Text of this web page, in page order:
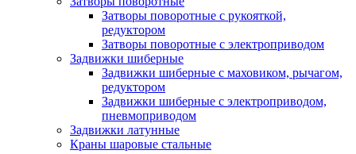
Затворы поворотные с рукояткой,
редуктором
Затворы поворотные с электроприводом
Задвижки шиберные
Задвижки шиберные с маховиком, рычагом,
редуктором
Задвижки шиберные с электроприводом,
пневмоприводом
Задвижки латунные
Краны шаровые стальные